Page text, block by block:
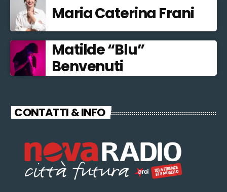
Maria Caterina Frani
Matilde “Blu”
Benvenuti
CONTATTI & INFO